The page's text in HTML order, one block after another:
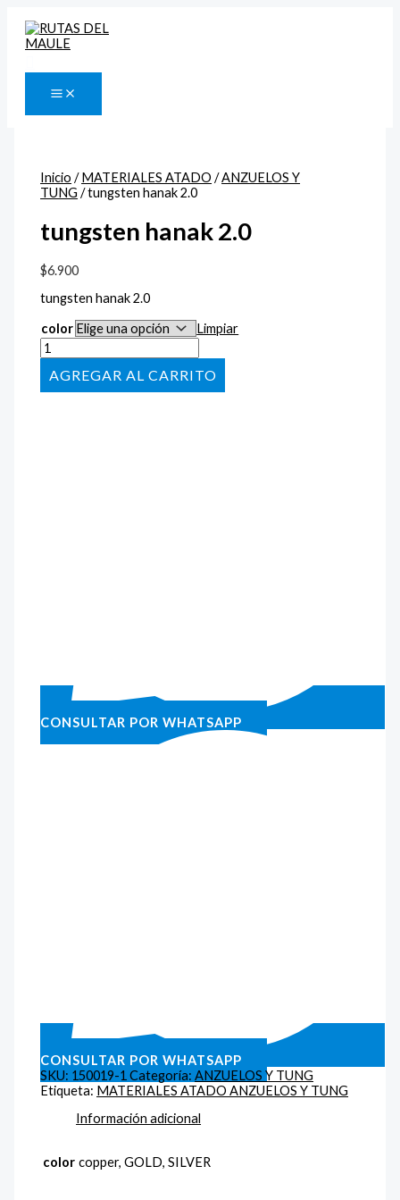
contenido
Inicio /MATERIALES ATADO /ANZUELOS Y
TUNG / tungsten hanak 2.0
tungsten hanak 2.0
$6.900
tungsten hanak 2.0
color
Limpiar
hanak
2.0
cantidad
AÑADIR AL CARRITO
CONSULTAR POR WHATSAPP
CONSULTAR POR WHATSAPP
SKU: 150019-1 Categoría:ANZUELOS Y TUNG
Etiqueta: MATERIALES ATADO ANZUELOS Y TUNG
Información adicional
color copper, GOLD, SILVER